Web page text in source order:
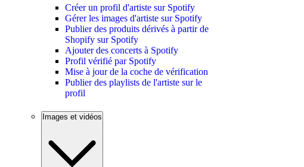
Créer un profil d'artiste sur Spotify
Gérer les images d'artiste sur Spotify
Publier des produits dérivés à partir de
Shopify sur Spotify
Ajouter des concerts à Spotify
Profil vérifié par Spotify
Mise à jour de la coche de vérification
Publier des playlists de l'artiste sur le
profil
Images et vidéos